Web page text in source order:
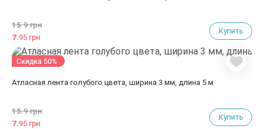
15.9 грн
7.95 грн
Купить
Атласная лента голубого цвета, ширина 3 мм, длина 5 м
15.9 грн
7.95 грн
Купить
Скидка 50%